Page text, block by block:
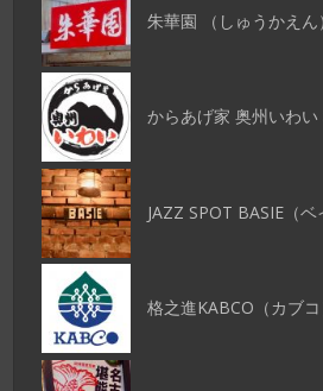
朱華園 （しゅうかえ
からあげ家 奥州いわ
JAZZ SPOT BASIE（
格之進KABCO（カブ